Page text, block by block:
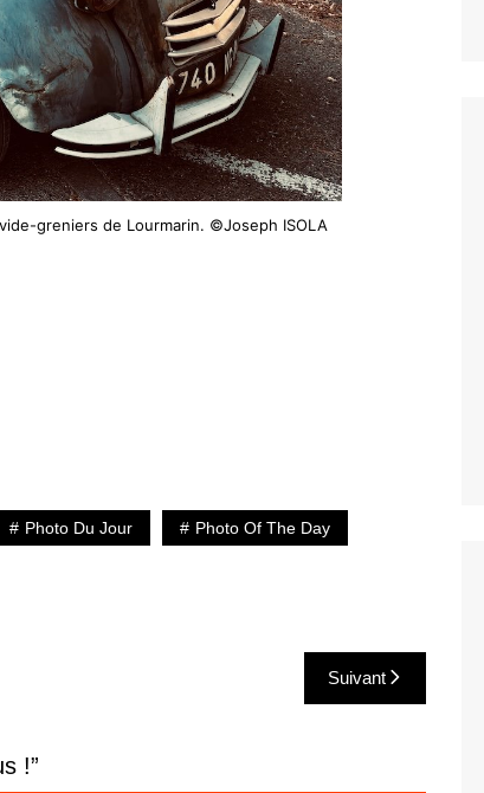
greniers de Lourmarin. ©Joseph ISOLA
Photo Du Jour Photo Of The Day
Suivant
!”